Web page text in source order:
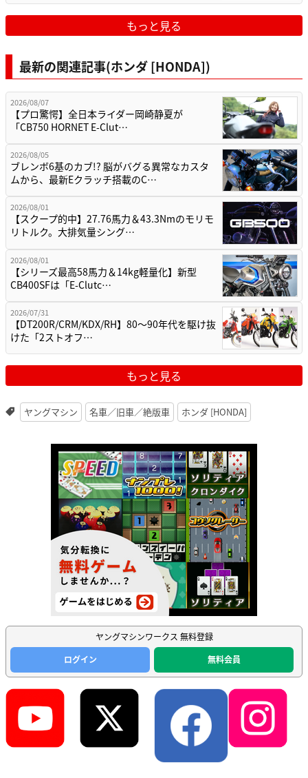
もっと見る
最新の関連記事(ホンダ [HONDA])
2026/08/07
【プロ驚愕】全日本ライダー岡崎静夏が
「CB750 HORNET E-Clut…
2026/08/05
ブレンボ6基のカブ!? 脳がバグる異常なカスタ
ムから、最新Eクラッチ搭載のC…
2026/08/01
【スクープ的中】27.76馬力＆43.3Nmのモリモ
リトルク。大排気量シング…
2026/08/01
【シリーズ最高58馬力＆14kg軽量化】新型
CB400SFは「E-Clutc…
2026/07/31
【DT200R/CRM/KDX/RH】80〜90年代を駆け抜
けた「2ストオフ…
もっと見る
ヤングマシン 名車／旧車／絶版車 ホンダ [HONDA]
ヤングマシンワークス 無料登録
ログイン
無料会員